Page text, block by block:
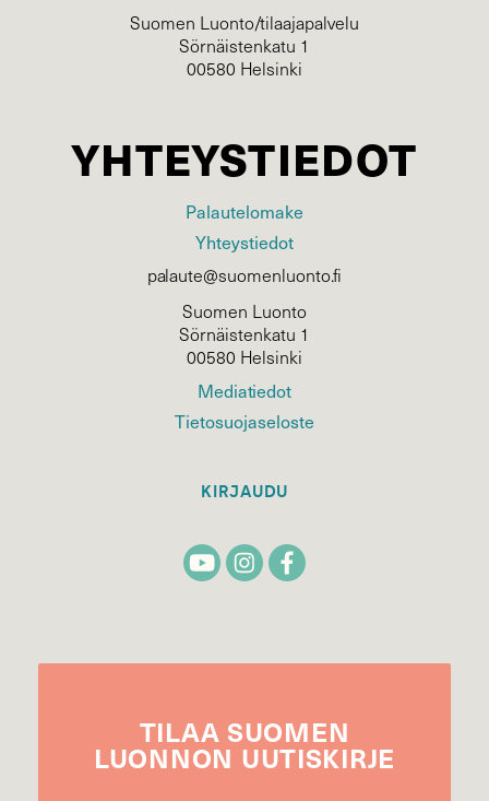
Suomen Luonto/tilaajapalvelu
Sörnäistenkatu 1
00580 Helsinki
YHTEYSTIEDOT
Palautelomake
Yhteystiedot
palaute@suomenluonto.fi
Suomen Luonto
Sörnäistenkatu 1
00580 Helsinki
Mediatiedot
Tietosuojaseloste
KIRJAUDU
TILAA SUOMEN
LUONNON UUTIS­KIRJE